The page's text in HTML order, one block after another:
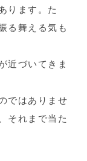
ります。た
る舞える気も
近づいてきま
ではありませ
それまで当た